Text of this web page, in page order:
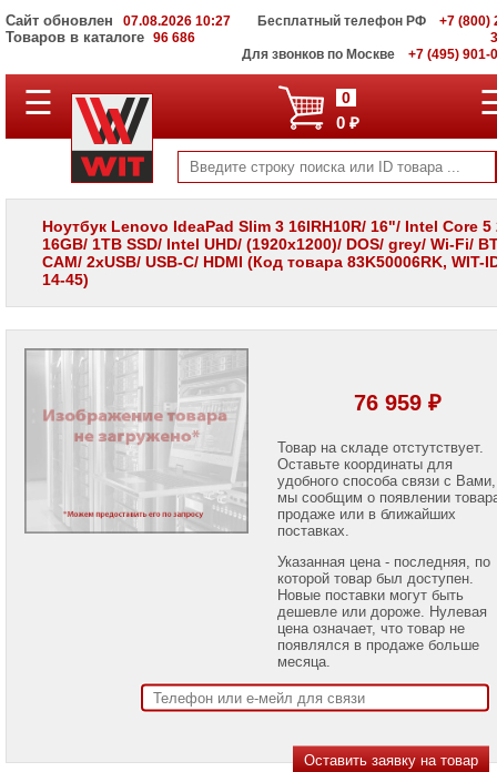
Сайт обновлен 07.08.2026 10:27
Товаров в каталоге 96 686
Бесплатный телефон РФ
+7 (800)
Для звонков по Москве
+7 (495) 901-
ПОЛНЫЙ
КАТАЛОГ
Корпоративные
серверы
WIT
Системы
хранения
данных
Мониторы
LCD
Проекторы
проекторов
☰ 0
0 ₽
Ноутбук Lenovo IdeaPad Slim 3 16IRH10R/ 16"/ Intel Core 5
16GB/ 1TB SSD/ Intel UHD/ (1920x1200)/ DOS/ grey/ Wi-Fi/
CAM/ 2xUSB/ USB-C/ HDMI (Код товара 83K50006RK, WIT-
14-45)
76 959 ₽
Товар на складе отстутствует.
Оставьте координаты для
удобного способа связи с Вами,
мы сообщим о появлении
продаже или в ближайших
поставках.
Указанная цена - последняя, по
которой товар был доступен.
Новые поставки могут быть
дешевле или дороже. Нулевая
цена означает, что товар не
появлялся в продаже больше
месяца.